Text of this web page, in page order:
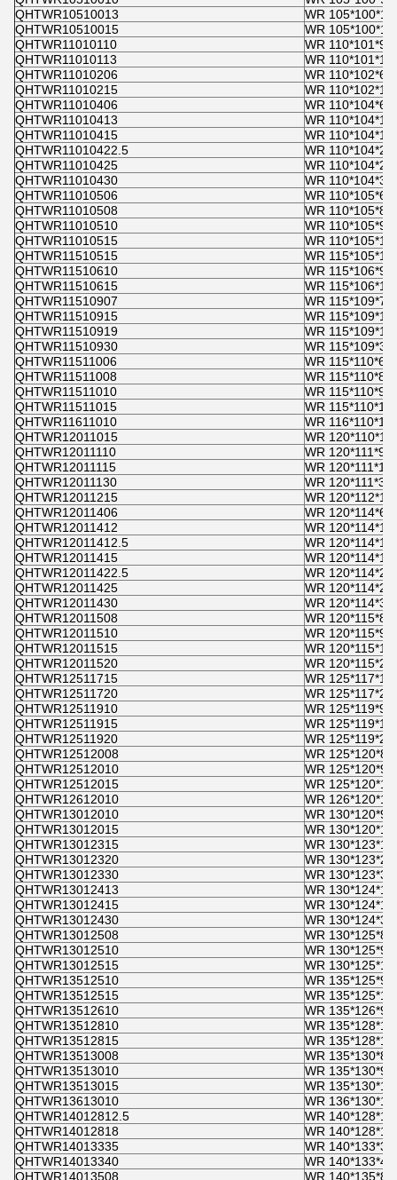
QHTWR10510013
WR
QHTWR10510015
WR 105*100*15
QHTWR11010110
WR 110*101*9,6
QHTWR11010113
WR
QHTWR11010206
WR 110*102*6
QHTWR11010215
WR 110*102*15
QHTWR11010406
WR 110*104*6
QHTWR11010413
WR
QHTWR11010415
WR 110*104*15
QHTWR11010422.5
WR
QHTWR11010425
WR 110*104*25
QHTWR11010430
WR 110*104*30
QHTWR11010506
WR 110*105*6
QHTWR11010508
WR 110*105*8
QHTWR11010510
WR 110*105*9,6
QHTWR11010515
WR 110*105*15
QHTWR11510515
WR 115*105*15
QHTWR11510610
WR 115*106*9,6
QHTWR11510615
WR 115*106*15
QHTWR11510907
WR 115*109*7
QHTWR11510915
WR 115*109*15
QHTWR11510919
WR 115*109*19
QHTWR11510930
WR 115*109*30
QHTWR11511006
WR 115*110*6
QHTWR11511008
WR 115*110*8
QHTWR11511010
WR 115*110*9,6
QHTWR11511015
WR 115*110*15
QHTWR11611010
WR 116*110*10
QHTWR12011015
WR 120*110*15
QHTWR12011110
WR 120*111*9,6
QHTWR12011115
WR 120*111*15
QHTWR12011130
WR 120*111*30
QHTWR12011215
WR 120*112*15
QHTWR12011406
WR 120*114*6
QHTWR12011412
WR
QHTWR12011412.5
WR
QHTWR12011415
WR 120*114*15
QHTWR12011422.5
WR
QHTWR12011425
WR 120*114*25
QHTWR12011430
WR 120*114*30
QHTWR12011508
WR 120*115*8
QHTWR12011510
WR 120*115*9,6
QHTWR12011515
WR 120*115*15
QHTWR12011520
WR 120*115*20
QHTWR12511715
WR 125*117*15
QHTWR12511720
WR 125*117*20
QHTWR12511910
WR 125*119*9,6
QHTWR12511915
WR 125*119*15
QHTWR12511920
WR 125*119*20
QHTWR12512008
WR 125*120*8
QHTWR12512010
WR 125*120*9,6
QHTWR12512015
WR 125*120*15
QHTWR12612010
WR 126*120*10
QHTWR13012010
WR 130*120*9,6
QHTWR13012015
WR 130*120*15
QHTWR13012315
WR 130*123*15
QHTWR13012320
WR 130*123*20
QHTWR13012330
WR 130*123*30
QHTWR13012413
WR
QHTWR13012415
WR 130*124*15
QHTWR13012430
WR 130*124*30
QHTWR13012508
WR 130*125*8
QHTWR13012510
WR 130*125*9,6
QHTWR13012515
WR 130*125*15
QHTWR13512510
WR 135*125*9,6
QHTWR13512515
WR 135*125*15
QHTWR13512610
WR 135*126*9,6
QHTWR13512810
WR 135*128*10
QHTWR13512815
WR 135*128*15
QHTWR13513008
WR 135*130*8
QHTWR13513010
WR 135*130*9,6
QHTWR13513015
WR 135*130*15
QHTWR13613010
WR 136*130*10
QHTWR14012812.5
WR
QHTWR14012818
WR
QHTWR14013335
WR 140*133*35
QHTWR14013340
WR 140*133*40
QHTWR14013508
WR 140*135*8